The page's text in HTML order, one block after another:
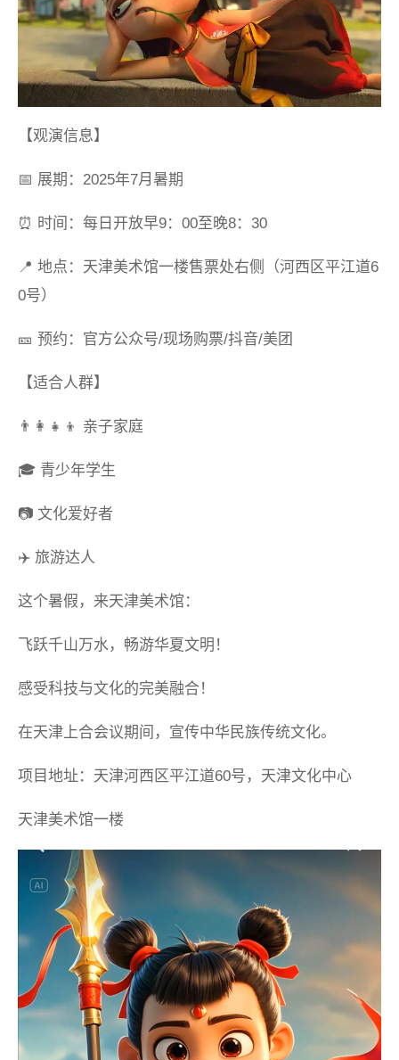
【观演信息】
📅 展期：2025年7月暑期
⏰ 时间：每日开放早9：00至晚8：30
📍 地点：天津美术馆一楼售票处右侧（河西区平江道6
0号）
🎫 预约：官方公众号/现场购票/抖音/美团
【适合人群】
👨👩👧👦 亲子家庭
🎓 青少年学生
📷 文化爱好者
✈️ 旅游达人
这个暑假，来天津美术馆：
飞跃千山万水，畅游华夏文明！
感受科技与文化的完美融合！
在天津上合会议期间，宣传中华民族传统文化。
项目地址：天津河西区平江道60号，天津文化中心
天津美术馆一楼